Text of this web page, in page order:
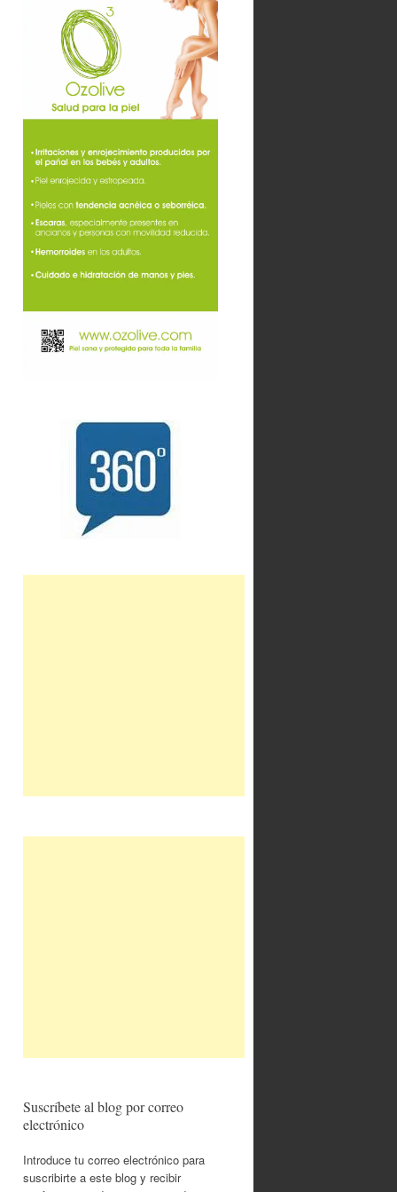
Suscríbete al blog por correo
electrónico
Introduce tu correo electrónico para
suscribirte a este blog y recibir